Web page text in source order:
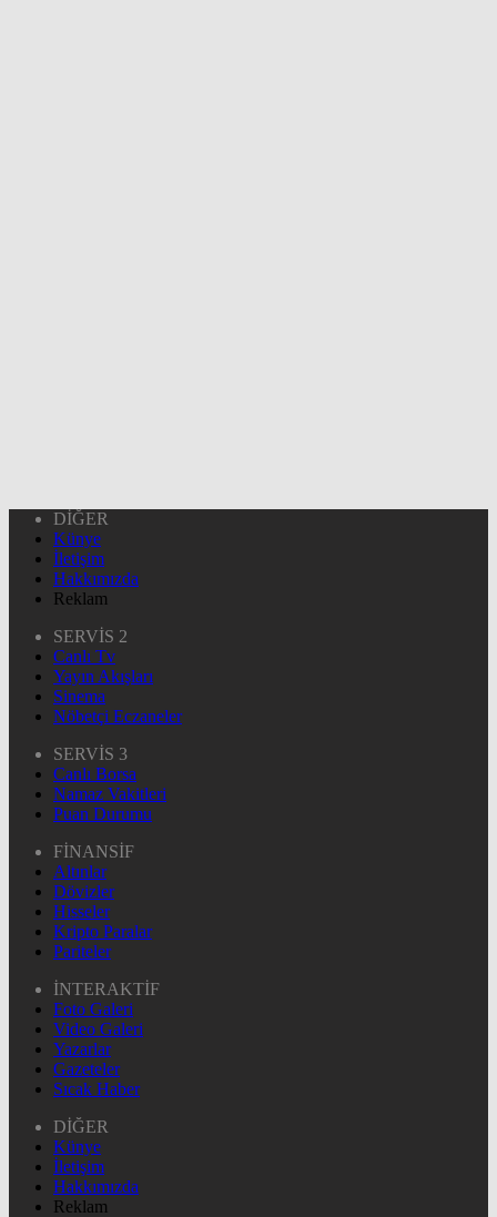
DİĞER
Künye
İletişim
Hakkımızda
Reklam
SERVİS 2
Canlı Tv
Yayın Akışları
Sinema
Nöbetçi Eczaneler
SERVİS 3
Canlı Borsa
Namaz Vakitleri
Puan Durumu
FİNANSİF
Altınlar
Dövizler
Hisseler
Kripto Paralar
Pariteler
İNTERAKTİF
Foto Galeri
Video Galeri
Yazarlar
Gazeteler
Sıcak Haber
DİĞER
Künye
İletişim
Hakkımızda
Reklam